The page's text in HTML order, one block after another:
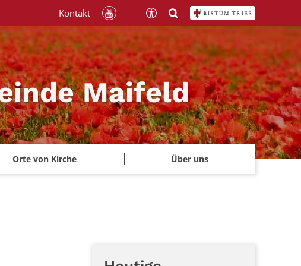
Maifeld
Orte von Kirche Über uns
Kontakt